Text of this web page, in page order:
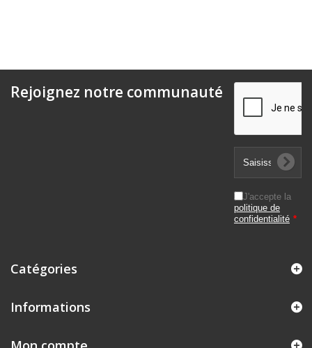
Rejoignez notre communauté
J'accepte la
politique de
confidentialité *
Catégories
Informations